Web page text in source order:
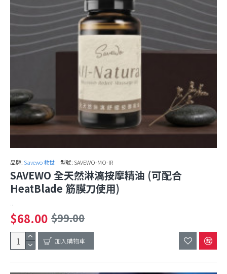
品牌: Savewo 救世 型號: SAVEWO-MO-IR
SAVEWO 全天然淋漓按摩精油 (可配合
HeatBlade 筋膜刀使用)
..
$68.00 $99.00
加入購物車